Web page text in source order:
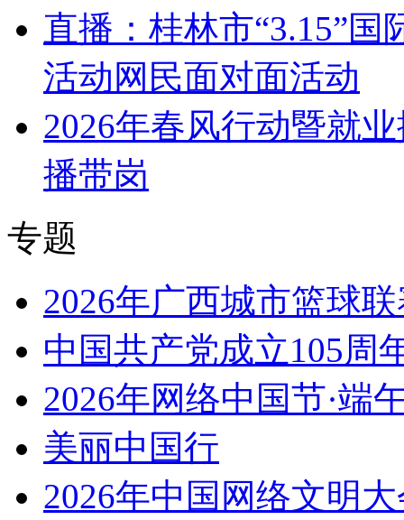
直播：桂林市“3.15”
活动网民面对面活动
2026年春风行动暨就
播带岗
专题
2026年广西城市篮球
中国共产党成立105周
2026年网络中国节·端
美丽中国行
2026年中国网络文明